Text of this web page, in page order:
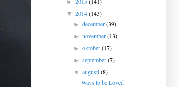
►
▼ 2014(143)
►december(39)
►november(13)
►oktober(17)
►september(7)
▼augusti(8)
Ways to be Loved